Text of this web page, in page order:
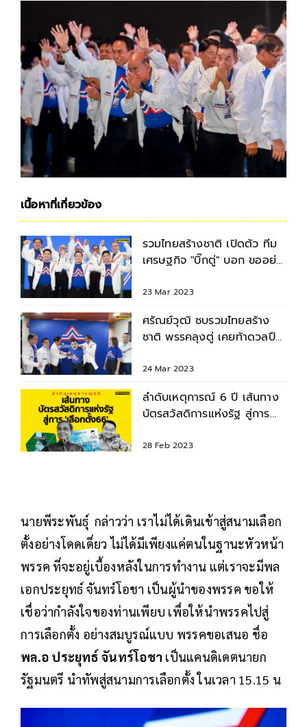
เนื้อหาที่เกี่ยวข้อง
รวมไทยสร้างชาติ เปิดตัว ทีม
เศรษฐกิจ "บิ๊กตู่" บอก ขออย่า
23 Mar 2023
ศรัณย์วุฒิ ซบรวมไทยสร้าง
ชาติ พรรคลุงตู่ เคยท้าดวลปืน
24 Mar 2023
ลำดับเหตุการณ์ 6 ปี เส้นทาง
บัตรสวัสดิการแห่งรัฐ สู่การ
28 Feb 2023
นายพีระพันธุ์​ กล่าวว่า​ เราไม่ได้เดินเข้าสู่สนามเลือก
ตั้งอย่างโดดเดี่ยว ไม่ได้มีเพียงแค่ตนในฐานะหัวหน้า
พรรค ที่จะอยู่เบื้องหลังในการทำงาน แต่เราจะมีพล
เอกประยุทธ์ จันทร์โอชา เป็นผู้นำของพรรค ขอให้
เชื่อว่ากำลังใจของท่านเพียบ เพื่อให้นำพรรคไปสู่
การเลือกตั้ง อย่างสมบูรณ์แบบ พรรคขอเสนอ ชื่อ
พล.อ ประยุทธ์ จันทร์โอชา ​ เป็นแคนดิเดตนายก
รัฐมนตรี นำทัพสู่สนามการเลือกตั้ง​ ในเวลา 15.15 น